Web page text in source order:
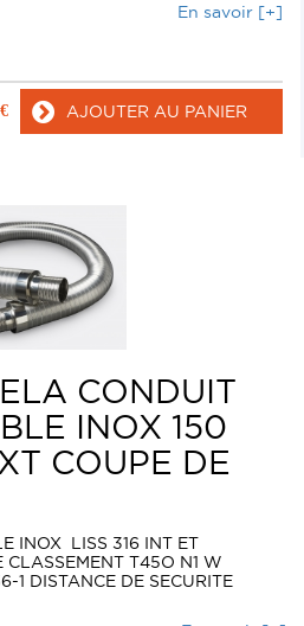
En savoir [+]
€ AJOUTER AU PANIER
CONDUIT
INOX 150
COUPE DE
INOX LISS 316 INT ET
CLASSEMENT T45O N1 W
1 DISTANCE DE SECURITE